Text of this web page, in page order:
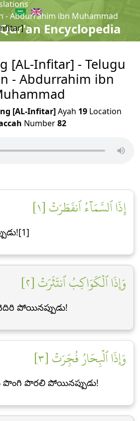
Encyclopedia
- Abdurrahim ibn Muhammad
[AL-Infitar] - Telugu
- Abdurrahim ibn
[AL-Infitar]Ayah 19 Location
Number82
إِذَا ٱلسَّمَآءُ ٱنفَطَرَتۡ [١]
وَإِذَا ٱلۡكَوَاكِبُ ٱنتَثَرَتۡ [٢]
పోయినప్పుడు!
وَإِذَا ٱلۡبِحَارُ فُجِّرَتۡ [٣]
పొంగి పొరలి పోయినప్పుడు!